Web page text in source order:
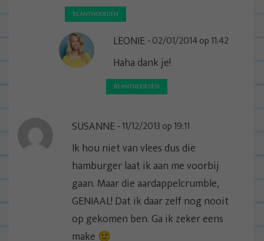
BEANTWOORDEN
LEONIE 02/01/2014 op 11:42
Haha dank je!
BEANTWOORDEN
SUSANNE 11/12/2013 op 19:11
Ik hou niet van vlees dus die
hamburger laat ik aan me voorbij
gaan. Maar die aardappelcrumble,
GENIAAL! Dat ik daar zelf nog nooit
op gekomen ben. Ga ik zeker eens
make 🙂